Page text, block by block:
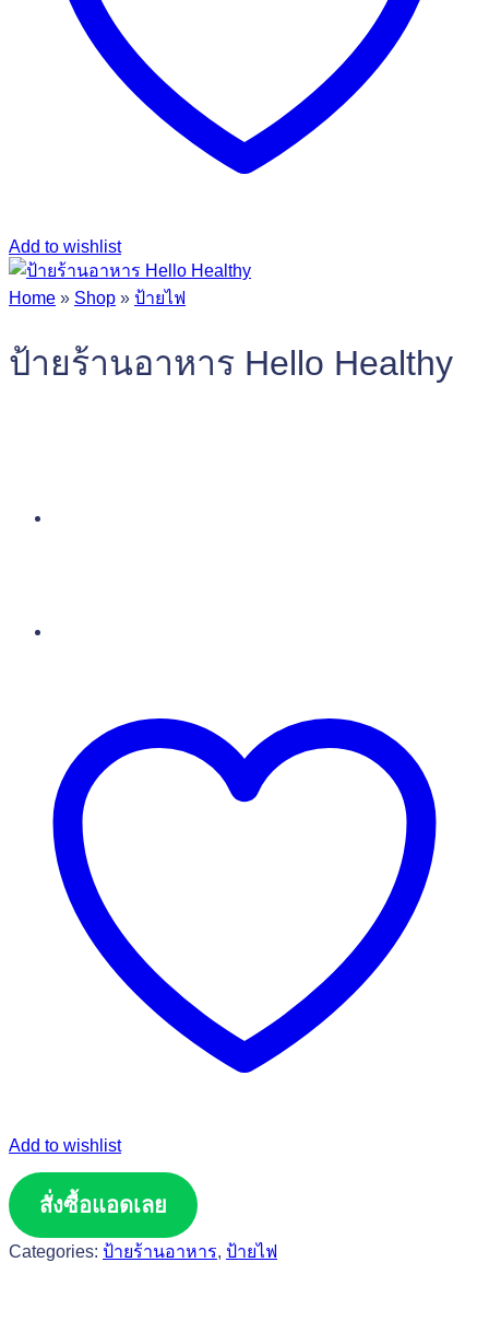
Add to wishlist
Home » Shop » ป้ายไฟ
ป้ายร้านอาหาร Hello Healthy
Add to wishlist
สั่งซื้อแอดเลย
Categories: ป้ายร้านอาหาร, ป้ายไฟ